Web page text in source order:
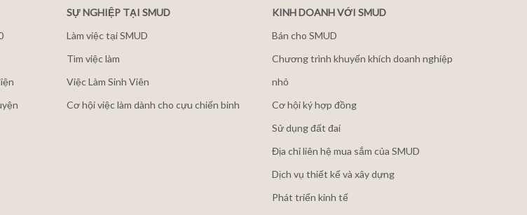
SỰ NGHIỆP TẠI SMUD
Làm việc tại SMUD
Tìm việc làm
Việc Làm Sinh Viên
Cơ hội việc làm dành cho cựu chiến binh
KINH DOANH VỚI SMUD
Bán cho SMUD
Chương trình khuyến khích doanh nghiệp
nhỏ
Cơ hội ký hợp đồng
Sử dụng đất đai
Địa chỉ liên hệ mua sắm của SMUD
Dịch vụ thiết kế và xây dựng
Phát triển kinh tế